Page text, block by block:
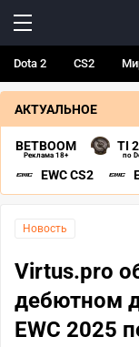
Dota 2 CS2
АКТУАЛЬНОЕ
BETBOOM
Реклама 18+
TI
по
EWC CS2
Новость
Virtus.pro
дебютном
EWC 2025